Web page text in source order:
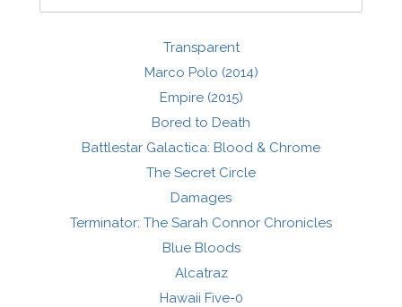
Transparent
Marco Polo (2014)
Empire (2015)
Bored to Death
Battlestar Galactica: Blood & Chrome
The Secret Circle
Damages
Terminator: The Sarah Connor Chronicles
Blue Bloods
Alcatraz
Hawaii Five-0